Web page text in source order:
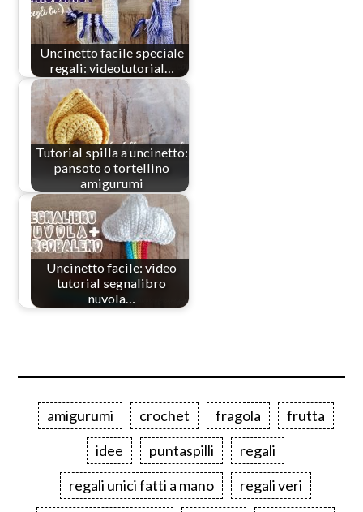
Uncinetto facile speciale
regali: videotutorial…
Tutorial spilla a uncinetto:
pansoto o tortellino
amigurumi
Uncinetto facile: video
tutorial segnalibro
nuvola…
amigurumi crochet fragola
frutta
idee
puntaspilli
regali
regali unici fatti a mano
regali veri